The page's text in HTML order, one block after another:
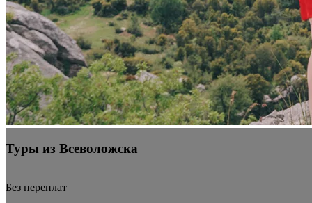
Туры из Всеволожска
Без переплат